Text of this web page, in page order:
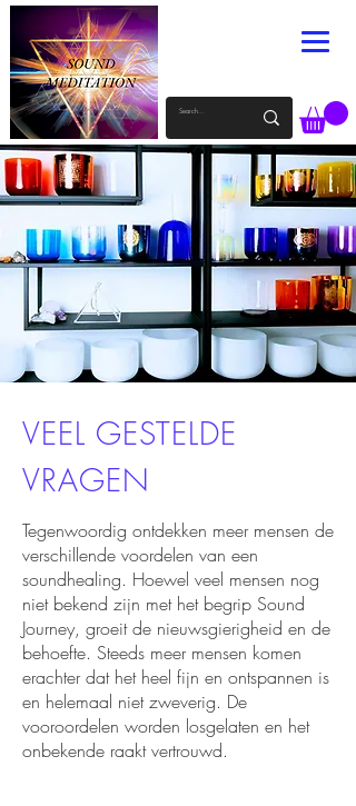
VEEL GESTELDE
VRAGEN
Tegenwoordig ontdekken meer mensen de
verschillende voordelen van een
soundhealing. Hoewel veel mensen nog
niet bekend zijn met het begrip Sound
Journey, groeit de nieuwsgierigheid en de
behoefte. Steeds meer mensen komen
erachter dat het heel fijn en ontspannen is
en helemaal niet zweverig. De
vooroordelen worden losgelaten en het
onbekende raakt vertrouwd.